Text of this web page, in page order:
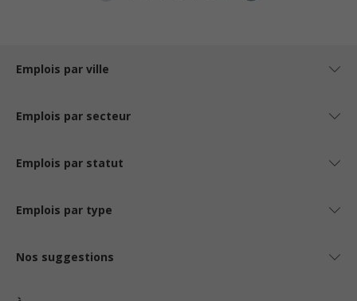
Emplois par ville
Emplois par secteur
Emplois par statut
Emplois par type
Nos suggestions